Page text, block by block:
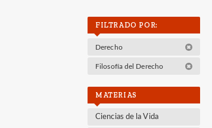
FILTRADO POR:
Derecho
Filosofía del Derecho
MATERIAS
Ciencias de la Vida